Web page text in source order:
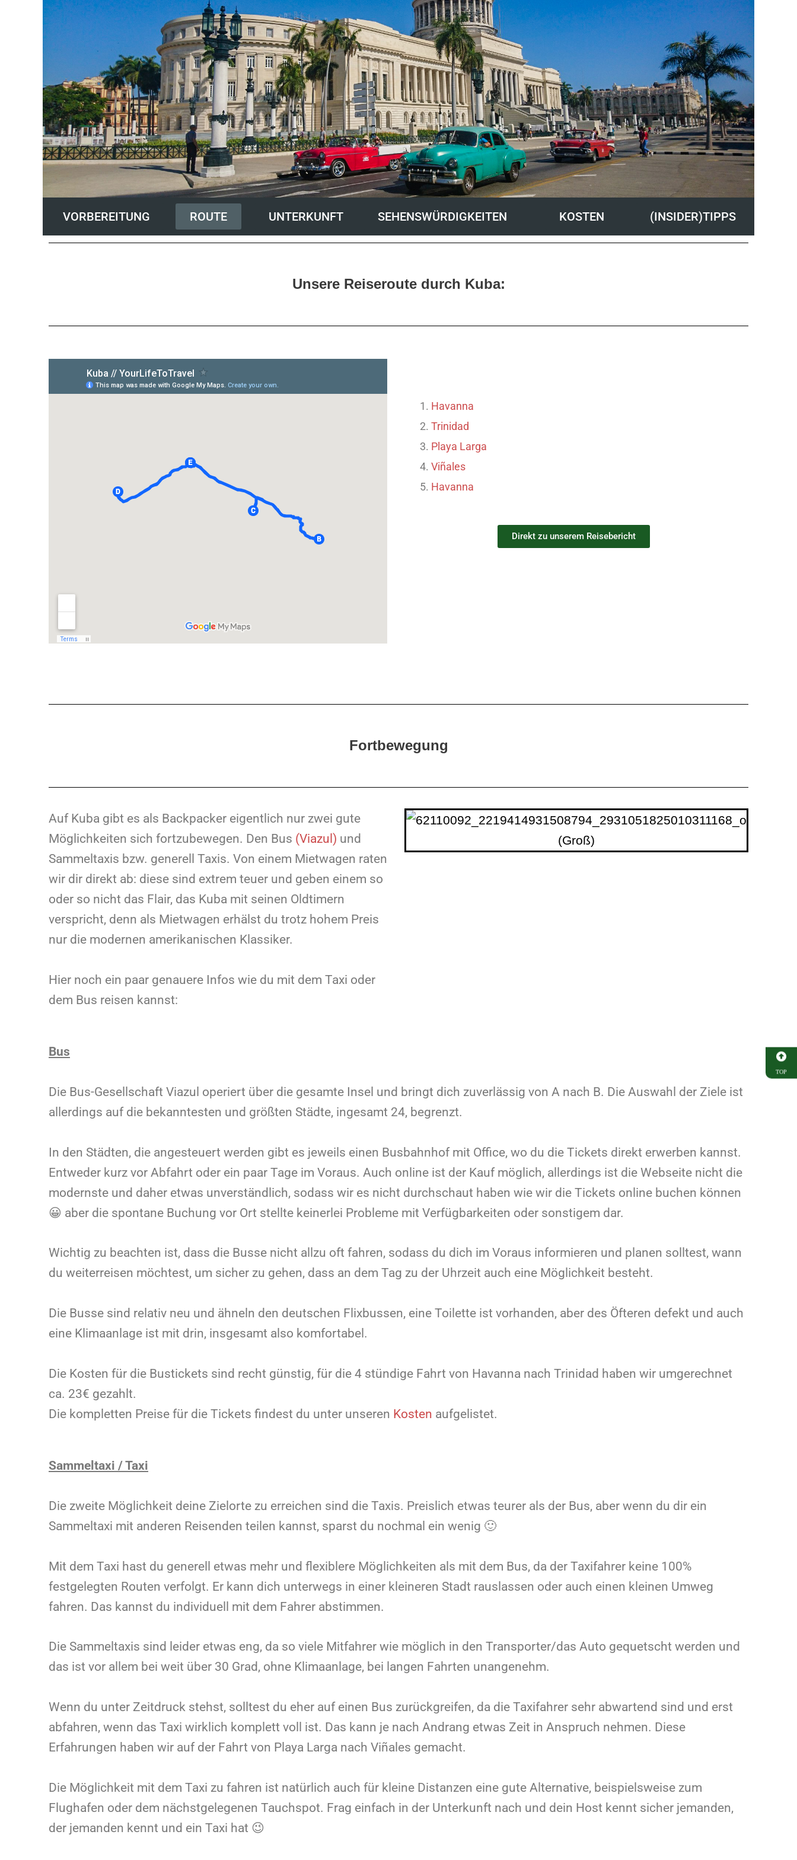
VORBEREITUNG ROUTE UNTERKUNFT SEHENSWÜRDIGKEITEN KOSTEN (INSIDER)TIPPS
Unsere Reiseroute durch Kuba:
Havanna
Trinidad
Playa Larga
Viñales
Havanna
Direkt zu unserem Reisebericht
Fortbewegung
Auf Kuba gibt es als Backpacker eigentlich nur zwei gute
Möglichkeiten sich fortzubewegen. Den Bus (Viazul) und
Sammeltaxis bzw. generell Taxis. Von einem Mietwagen raten
wir dir direkt ab: diese sind extrem teuer und geben einem so
oder so nicht das Flair, das Kuba mit seinen Oldtimern
verspricht, denn als Mietwagen erhälst du trotz hohem Preis
nur die modernen amerikanischen Klassiker.
Hier noch ein paar genauere Infos wie du mit dem Taxi oder
dem Bus reisen kannst:
Bus
Die Bus-Gesellschaft Viazul operiert über die gesamte Insel und bringt dich zuverlässig von A nach B. Die Auswahl der Ziele ist
allerdings auf die bekanntesten und größten Städte, ingesamt 24, begrenzt.
In den Städten, die angesteuert werden gibt es jeweils einen Busbahnhof mit Office, wo du die Tickets direkt erwerben kannst.
Entweder kurz vor Abfahrt oder ein paar Tage im Voraus. Auch online ist der Kauf möglich, allerdings ist die Webseite nicht die
modernste und daher etwas unverständlich, sodass wir es nicht durchschaut haben wie wir die Tickets online buchen können
😀 aber die spontane Buchung vor Ort stellte keinerlei Probleme mit Verfügbarkeiten oder sonstigem dar.
Wichtig zu beachten ist, dass die Busse nicht allzu oft fahren, sodass du dich im Voraus informieren und planen solltest, wann
du weiterreisen möchtest, um sicher zu gehen, dass an dem Tag zu der Uhrzeit auch eine Möglichkeit besteht.
Die Busse sind relativ neu und ähneln den deutschen Flixbussen, eine Toilette ist vorhanden, aber des Öfteren defekt und auch
eine Klimaanlage ist mit drin, insgesamt also komfortabel.
Die Kosten für die Bustickets sind recht günstig, für die 4 stündige Fahrt von Havanna nach Trinidad haben wir umgerechnet
ca. 23€ gezahlt.
Die kompletten Preise für die Tickets findest du unter unseren Kosten aufgelistet.
Sammeltaxi / Taxi
Die zweite Möglichkeit deine Zielorte zu erreichen sind die Taxis. Preislich etwas teurer als der Bus, aber wenn du dir ein
Sammeltaxi mit anderen Reisenden teilen kannst, sparst du nochmal ein wenig 🙂
Mit dem Taxi hast du generell etwas mehr und flexiblere Möglichkeiten als mit dem Bus, da der Taxifahrer keine 100%
festgelegten Routen verfolgt. Er kann dich unterwegs in einer kleineren Stadt rauslassen oder auch einen kleinen Umweg
fahren. Das kannst du individuell mit dem Fahrer abstimmen.
Die Sammeltaxis sind leider etwas eng, da so viele Mitfahrer wie möglich in den Transporter/das Auto gequetscht werden und
das ist vor allem bei weit über 30 Grad, ohne Klimaanlage, bei langen Fahrten unangenehm.
Wenn du unter Zeitdruck stehst, solltest du eher auf einen Bus zurückgreifen, da die Taxifahrer sehr abwartend sind und erst
abfahren, wenn das Taxi wirklich komplett voll ist. Das kann je nach Andrang etwas Zeit in Anspruch nehmen. Diese
Erfahrungen haben wir auf der Fahrt von Playa Larga nach Viñales gemacht.
Die Möglichkeit mit dem Taxi zu fahren ist natürlich auch für kleine Distanzen eine gute Alternative, beispielsweise zum
Flughafen oder dem nächstgelegenen Tauchspot. Frag einfach in der Unterkunft nach und dein Host kennt sicher jemanden,
der jemanden kennt und ein Taxi hat 😉
TOP